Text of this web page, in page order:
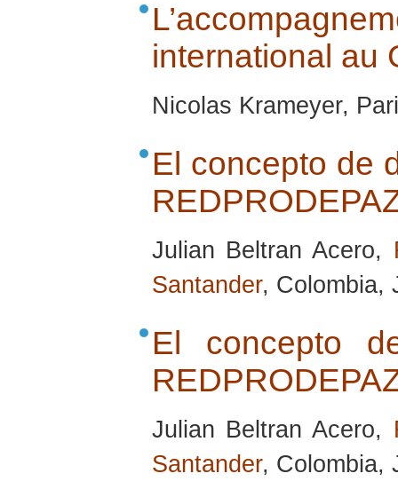
international au
Nicolas Krameyer,
El concepto de
Julian Beltran Acero,
Santander, Colombia,
El concepto
Julian Beltran Acero,
Santander, Colombia,